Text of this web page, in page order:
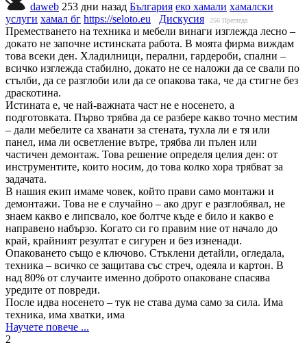
daweb 253 дни назад България еко хамали хамалски
услуги хамал бг https://seloto.eu Дискусия 256 Прегледа
Преместването на техника и мебели винаги изглежда лесно –
докато не започне истинската работа. В моята фирма виждам
това всеки ден. Хладилници, перални, гардероби, спални –
всичко изглежда стабилно, докато не се наложи да се свали по
стълби, да се разглоби или да се опакова така, че да стигне без
драскотина.
Истината е, че най-важната част не е носенето, а
подготовката. Първо трябва да се разбере какво точно местим
– дали мебелите са хванати за стената, тухла ли е тя или
панел, има ли осветление вътре, трябва ли пълен или
частичен демонтаж. Това решение определя целия ден: от
инструментите, които носим, до това колко хора трябват за
задачата.
В нашия екип имаме човек, който прави само монтажи и
демонтажи. Това не е случайно – ако друг е разглобявал, не
знаем какво е липсвало, кое болтче къде е било и какво е
направено набързо. Когато си го правим ние от начало до
край, крайният резултат е сигурен и без изненади.
Опаковането също е ключово. Стъклени детайли, огледала,
техника – всичко се защитава със стреч, одеяла и картон. В
над 80% от случаите именно доброто опаковане спасява
уредите от повреди.
После идва носенето – тук не става дума само за сила. Има
техника, има хватки, има
Научете повече ...
2